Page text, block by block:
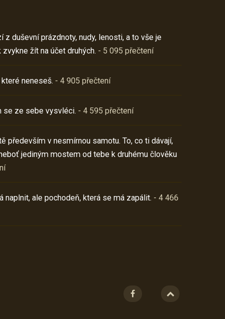
duševní prázdnoty, nudy, lenosti, a to vše je
žít na účet druhých. - 5 095 přečtení
neneseš. - 4 905 přečtení
se ze sebe vysvléci. - 4 595 přečtení
především v nesmírnou samotu. To, co ti dávají,
jediným mostem od tebe k druhému člověku
naplnit, ale pochodeň, která se má zapálit. - 4 466